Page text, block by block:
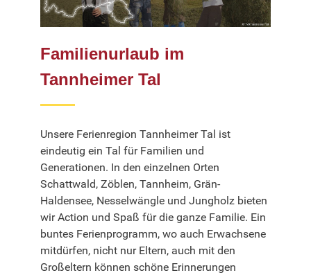
Familienurlaub im
Tannheimer Tal
Unsere Ferienregion Tannheimer Tal ist
eindeutig ein Tal für Familien und
Generationen. In den einzelnen Orten
Schattwald, Zöblen, Tannheim, Grän-
Haldensee, Nesselwängle und Jungholz bieten
wir Action und Spaß für die ganze Familie. Ein
buntes Ferienprogramm, wo auch Erwachsene
mitdürfen, nicht nur Eltern, auch mit den
Großeltern können schöne Erinnerungen